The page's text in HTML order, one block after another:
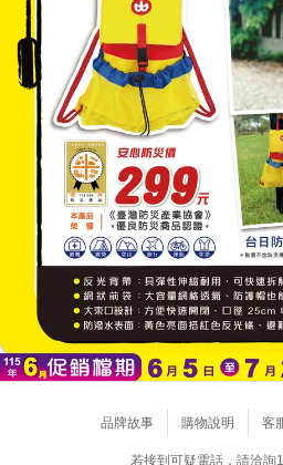
品牌故事 購物說明 客
若接到可疑電話，請洽詢